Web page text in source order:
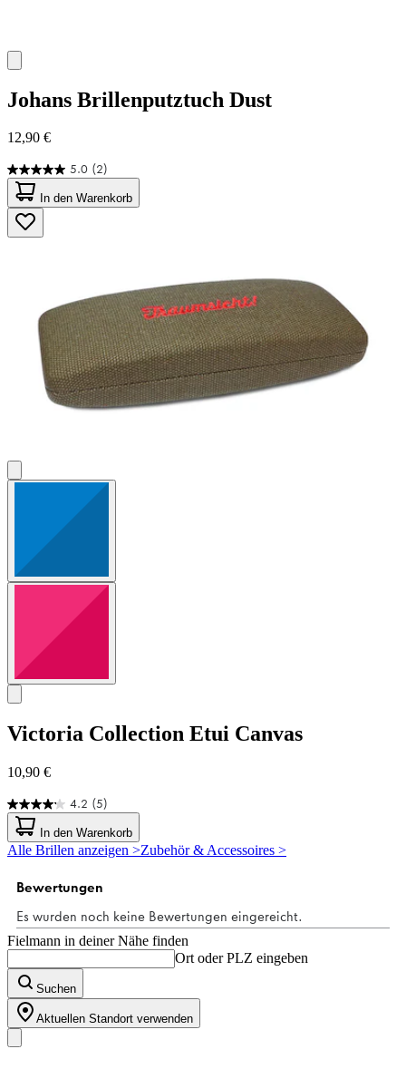
Johans Brillenputztuch Dust
12,90 €
5.0 (2)
5.0
von
5
Sternen.
2
In den Warenkorb
Victoria Collection Etui Canvas
10,90 €
4.2 (5)
4.2
von
5
Sternen.
Bewertungen
In den Warenkorb
Alle Brillen anzeigen >Zubehör & Accessoires >
Fielmann in deiner Nähe finden
Ort oder PLZ eingeben
Suchen
Aktuellen Standort verwenden